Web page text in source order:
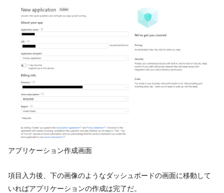
アプリケーション作成画面
項目入力後、下の画像のようなダッシュボードの画面に移動して
いればアプリケーションの作成は完了だ。